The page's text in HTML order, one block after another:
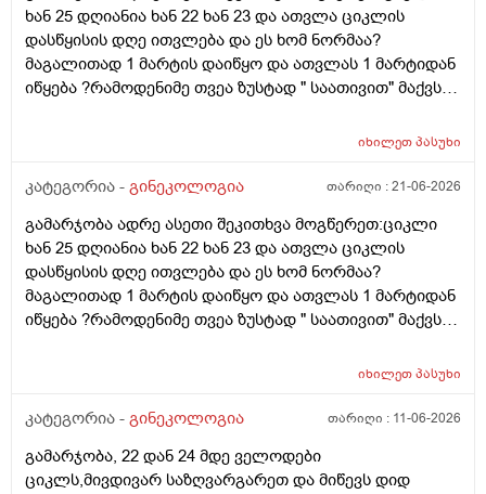
ხან 25 დღიანია ხან 22 ხან 23 და ათვლა ციკლის
დასწყისის დღე ითვლება და ეს ხომ ნორმაა?
მაგალითად 1 მარტის დაიწყო და ათვლას 1 მარტიდან
იწყება ?რამოდენიმე თვეა ზუსტად " საათივით" მაქვს
მეშინია კიდევ ხომ არ ჩამოიწევს? მინდა რომ 25 ან
განმავლობაში ? შესაძლოა ისევ 23 ან 25 დღიანი
რამეა.ზოგადად წლებია აუტოიმონური თირეოდიტი
მაქვს.ხშირად მაქვს სანერვიულო.რითი შეიძლება
უნდაცკვების სახით რომ ვმართო ციკლის დღეები?
პასუხიც მივიღე და არა, ყველაფერი ჩვეულებრივადაა
არც ჭარბი სისხლდება არ არის.ადრე რომ 7 დღემდე
მითხარით რომ შეიმოწმეთო ტიესეიჩი და კიდევ სხვა
ასაკი 40
იხილეთპასუხი
კატეგორია - გინეკოლოგია თარიღი :21-06-2026
გამარჯობა ადრე ასეთი შეკითხვა მოგწერეთ:ციკლი
ხან 25 დღიანია ხან 22 ხან 23 და ათვლა ციკლის
დასწყისის დღე ითვლება და ეს ხომ ნორმაა?
მაგალითად 1 მარტის დაიწყო და ათვლას 1 მარტიდან
იწყება ?რამოდენიმე თვეა ზუსტად " საათივით" მაქვს
მეშინია კიდევ ხომ არ ჩამოიწევს? მინდა რომ 25 ან
განმავლობაში ? შესაძლოა ისევ 23 ან 25 დღიანი
რამეა.ზოგადად წლებია აუტოიმონური თირეოდიტი
მაქვს.ხშირად მაქვს სანერვიულო.რითი შეიძლება
იხილეთპასუხი
კატეგორია - გინეკოლოგია თარიღი : 11-06-2026
გამარჯობა, 22 დან 24 მდე ველოდები
ციკლს,მივდივარ საზღვარგარეთ და მიწევს დიდ